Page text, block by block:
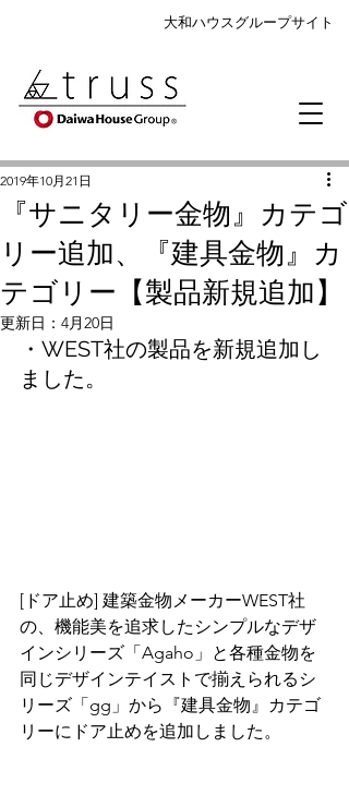
大和ハウスグループサイト
『サニタリー金物』カテゴ
リー追加、『建具金物』カ
テゴリー【製品新規追加】
2019年10月21日
更新日： 4月20日
・WEST社の製品を新規追加し
ました。
[ドア止め] 建築金物メーカーWEST社
の、機能美を追求したシンプルなデザ
インシリーズ「Agaho」と各種金物を
同じデザインテイストで揃えられるシ
リーズ「gg」から『建具金物』カテゴ
リーにドア止めを追加しました。